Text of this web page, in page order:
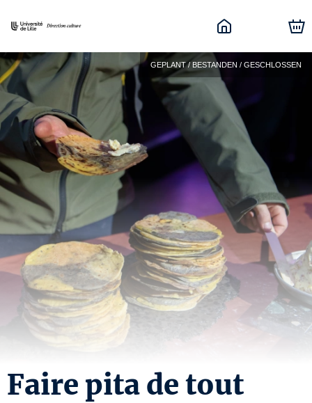
GEPLANT / BESTANDEN / GESCHLOSSEN
Faire pita de tout